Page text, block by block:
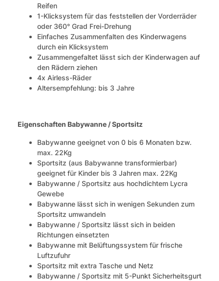
Reifen
1-Klicksystem für das feststellen der Vorderräder
oder 360° Grad Frei-Drehung
Einfaches Zusammenfalten des Kinderwagens
durch ein Klicksystem
Zusammengefaltet lässt sich der Kinderwagen auf
den Rädern ziehen
4x Airless-Räder
Altersempfehlung: bis 3 Jahre
Eigenschaften Babywanne / Sportsitz
Babywanne geeignet von 0 bis 6 Monaten bzw.
max. 22Kg
Sportsitz (aus Babywanne transformierbar)
geeignet für Kinder bis 3 Jahren max. 22Kg
Babywanne / Sportsitz aus hochdichtem Lycra
Gewebe
Babywanne lässt sich in wenigen Sekunden zum
Sportsitz umwandeln
Babywanne / Sportsitz lässt sich in beiden
Richtungen einsetzten
Babywanne mit Belüftungssystem für frische
Luftzufuhr
Sportsitz mit extra Tasche und Netz
Babywanne / Sportsitz mit 5-Punkt Sicherheitsgurt